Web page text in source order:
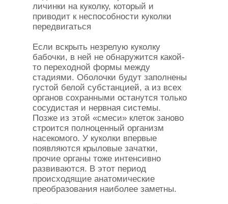
личинки на куколку, который и
приводит к неспособности куколки
передвигаться
Если вскрыть незрелую куколку
бабочки, в ней не обнаружится какой-
то переходной формы между
стадиями. Оболочки будут заполнены
густой белой субстанцией, а из всех
органов сохранными останутся только
сосудистая и нервная системы.
Позже из этой «смеси» клеток заново
строится полноценный организм
насекомого. У куколки впервые
появляются крыловые зачатки,
прочие органы тоже интенсивно
развиваются. В этот период
происходящие анатомические
преобразования наиболее заметны.